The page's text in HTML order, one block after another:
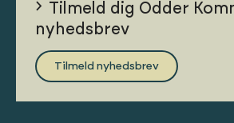
Tilmeld dig Odder
nyhedsbrev
Tilmeld nyhedsbrev